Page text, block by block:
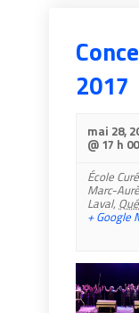
2017
mai 28,
@ 17 h
École
Marc-
Laval,
+ Google